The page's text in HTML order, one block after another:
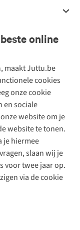
online
maakt Juttu.be
cookies
onze cookie
en sociale
website om je
website te tonen.
je hiermee
slaan wij je
voor twee jaar op.
via de cookie